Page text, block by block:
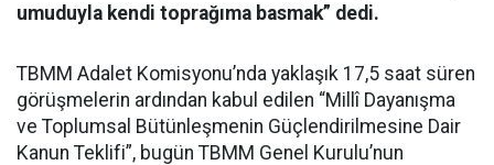
umuduyla kendi toprağıma basmak” dedi.
TBMM Adalet Komisyonu’nda yaklaşık 17,5 saat süren
görüşmelerin ardından kabul edilen “Millî Dayanışma
ve Toplumsal Bütünleşmenin Güçlendirilmesine Dair
Kanun Teklifi”, bugün TBMM Genel Kurulu’nun